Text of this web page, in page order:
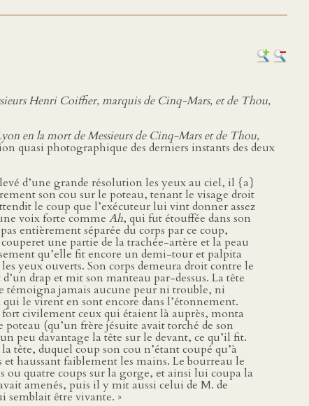
Henri Coiffier, marquis de Cinq-Mars, et de Thou,
en la mort de Messieurs de Cinq-Mars et de Thou,
quasi photographique des derniers instants des deux
d’une grande résolution les yeux au ciel, il {a}
son cou sur le poteau, tenant le visage droit
le coup que l’exécuteur lui vint donner assez
voix forte comme Ah, qui fut étouffée dans son
entièrement séparée du corps par ce coup,
une partie de la trachée-artère et la peau
qu’elle fit encore un demi-tour et palpita
yeux ouverts. Son corps demeura droit contre le
drap et mit son manteau par-dessus. La tête
témoigna jamais aucune peur ni trouble, ni
le virent en sont encore dans l’étonnement.
civilement ceux qui étaient là auprès, monta
(qu’un frère jésuite avait torché de son
peu davantage la tête sur le devant, ce qu’il fit.
duquel coup son cou n’étant coupé qu’à
haussant faiblement les mains. Le bourreau le
quatre coups sur la gorge, et ainsi lui coupa la
amenés, puis il y mit aussi celui de M. de
semblait être vivante. »